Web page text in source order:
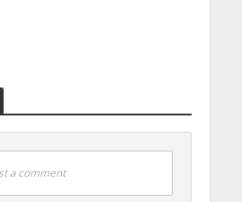
a comment